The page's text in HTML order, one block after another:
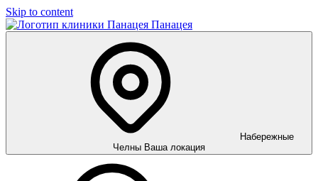
Skip to content
Панацея
Набережные
Челны Ваша локация